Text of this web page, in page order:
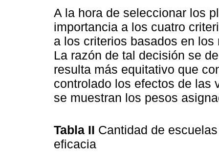
A la hora de seleccionar los
importancia a los cuatro
a los criterios basados en
La razón de tal decisión se
resulta más equitativo que
controlado los efectos de
se muestran los pesos
Tabla II Cantidad de
eficacia